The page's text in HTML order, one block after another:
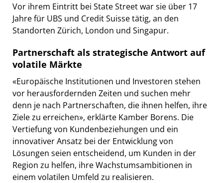
Vor ihrem Eintritt bei State Street war sie über 17
Jahre für UBS und Credit Suisse tätig, an den
Standorten Zürich, London und Singapur.
Partnerschaft als strategische Antwort auf
volatile Märkte
«Europäische Institutionen und Investoren stehen
vor herausfordernden Zeiten und suchen mehr
denn je nach Partnerschaften, die ihnen helfen, ihre
Ziele zu erreichen», erklärte Kamber Borens. Die
Vertiefung von Kundenbeziehungen und ein
innovativer Ansatz bei der Entwicklung von
Lösungen seien entscheidend, um Kunden in der
Region zu helfen, ihre Wachstumsambitionen in
einem volatilen Umfeld zu realisieren.